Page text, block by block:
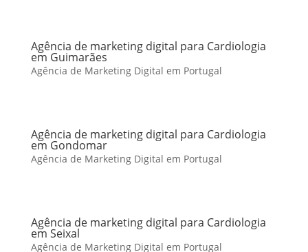
Agência de marketing digital para Cardiologia
em Guimarães
Agência de Marketing Digital em Portugal
Agência de marketing digital para Cardiologia
em Gondomar
Agência de Marketing Digital em Portugal
Agência de marketing digital para Cardiologia
em Seixal
Agência de Marketing Digital em Portugal